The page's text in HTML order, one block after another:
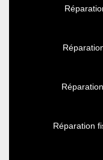
Réparation